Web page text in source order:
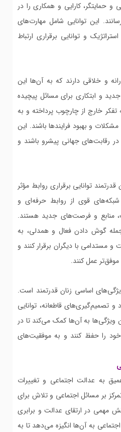
و حمایتگر، کارایی و همکاری را در
این توانایی شامل مهارت‌های
و توانایی برقراری ارتباط
و خلاقی دارند که به آن‌ها این
و ابتکاری برای مسائل پیچیده
تفکر خارج از چارچوب پرداخته و به
و بهبود فرایندها باشند. این
رقابت‌های جهانی پیشرو باشند و
توانایی برقراری روابط مؤثر
قوی از روابط حرفه‌ای و
منابع و فرصت‌های جدید هستند.
گوش دادن فعال و همدلی، به
مستدامی با دیگران برقرار کنند و
عمل کنند.
اساسی زنان قدرتمند است.
و تصمیم‌گیری‌های قاطعانه، توانایی
ویژگی‌ها به آن‌ها کمک می‌کند تا در
خود را حفظ کنند و به موفقیت‌های
به عدالت اجتماعی و تغییرات
بر مسائل اجتماعی و تلاش برای
مهمی در ارتقای عدالت و برابری
به آن‌ها انگیزه می‌دهد تا به